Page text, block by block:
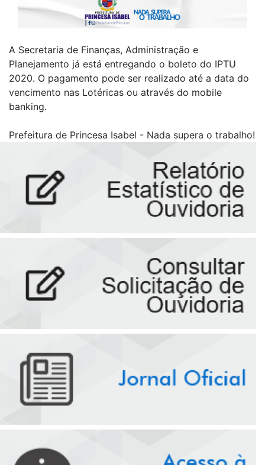
A Secretaria de Finanças, Administração e
Planejamento já está entregando o boleto do IPTU
2020. O pagamento pode ser realizado até a data do
vencimento nas Lotéricas ou através do mobile
banking.
Prefeitura de Princesa Isabel - Nada supera o trabalho!